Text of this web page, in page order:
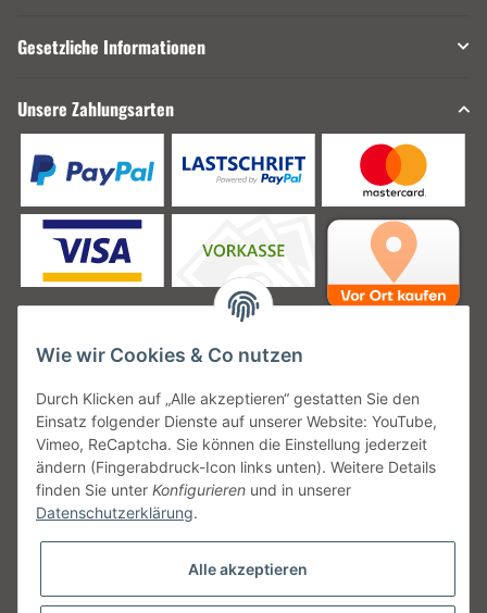
Gesetzliche Informationen
Unsere Zahlungsarten
Unsere Versanddienstleister
Unsere Communities
Wie wir Cookies & Co nutzen
Durch Klicken auf „Alle akzeptieren“ gestatten Sie den
Einsatz folgender Dienste auf unserer Website: YouTube,
Vimeo, ReCaptcha. Sie können die Einstellung jederzeit
ändern (Fingerabdruck-Icon links unten). Weitere Details
finden Sie unter Konfigurieren und in unserer
Datenschutzerklärung.
Alle akzeptieren